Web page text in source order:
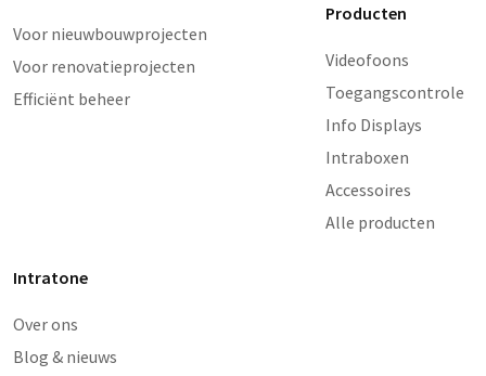
Voor nieuwbouwprojecten
Voor renovatieprojecten
Efficiënt beheer
Producten
Videofoons
Toegangscontrole
Info Displays
Intraboxen
Accessoires
Alle producten
Intratone
Over ons
Blog & nieuws